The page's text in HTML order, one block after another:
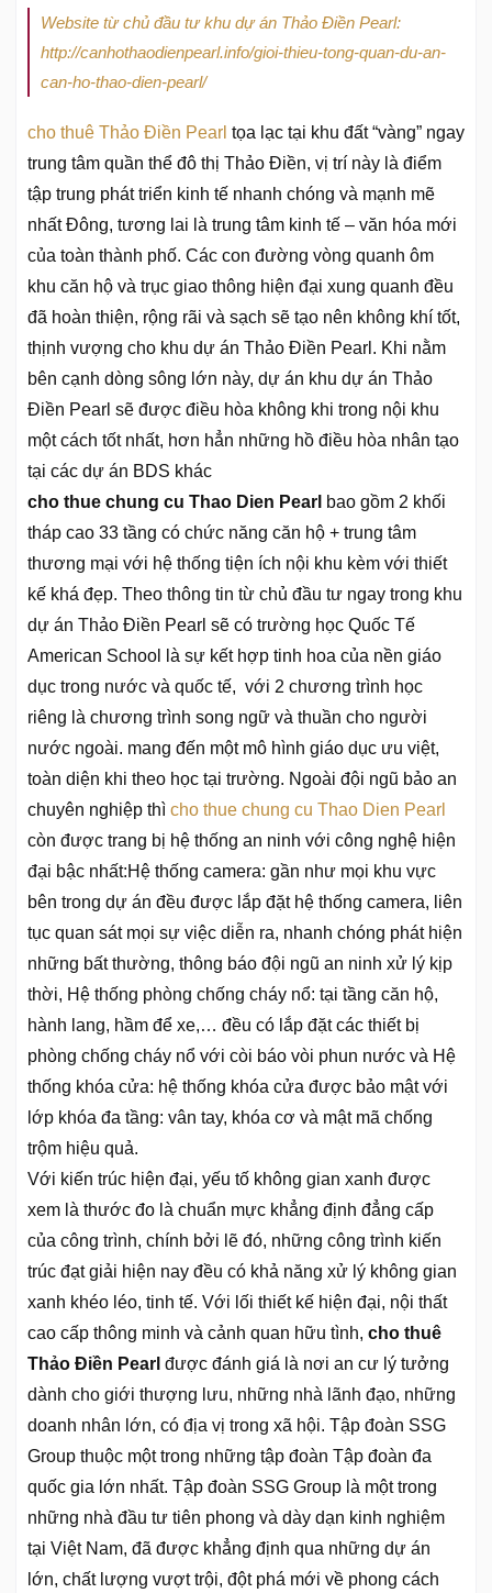
Website từ chủ đầu tư khu dự án Thảo Điền Pearl:
http://canhothaodienpearl.info/gioi-thieu-tong-quan-du-an-
can-ho-thao-dien-pearl/
cho thuê Thảo Điền Pearl tọa lạc tại khu đất “vàng” ngay
trung tâm quần thể đô thị Thảo Điền, vị trí này là điểm
tập trung phát triển kinh tế nhanh chóng và mạnh mẽ
nhất Đông, tương lai là trung tâm kinh tế – văn hóa mới
của toàn thành phố. Các con đường vòng quanh ôm
khu căn hộ và trục giao thông hiện đại xung quanh đều
đã hoàn thiện, rộng rãi và sạch sẽ tạo nên không khí tốt,
thịnh vượng cho khu dự án Thảo Điền Pearl. Khi nằm
bên cạnh dòng sông lớn này, dự án khu dự án Thảo
Điền Pearl sẽ được điều hòa không khi trong nội khu
một cách tốt nhất, hơn hẳn những hồ điều hòa nhân tạo
tại các dự án BDS khác
cho thue chung cu Thao Dien Pearl bao gồm 2 khối
tháp cao 33 tầng có chức năng căn hộ + trung tâm
thương mại với hệ thống tiện ích nội khu kèm với thiết
kế khá đẹp. Theo thông tin từ chủ đầu tư ngay trong khu
dự án Thảo Điền Pearl sẽ có trường học Quốc Tế
American School là sự kết hợp tinh hoa của nền giáo
dục trong nước và quốc tế, với 2 chương trình học
riêng là chương trình song ngữ và thuần cho người
nước ngoài. mang đến một mô hình giáo dục ưu việt,
toàn diện khi theo học tại trường. Ngoài đội ngũ bảo an
chuyên nghiệp thì cho thue chung cu Thao Dien Pearl
còn được trang bị hệ thống an ninh với công nghệ hiện
đại bậc nhất:Hệ thống camera: gần như mọi khu vực
bên trong dự án đều được lắp đặt hệ thống camera, liên
tục quan sát mọi sự việc diễn ra, nhanh chóng phát hiện
những bất thường, thông báo đội ngũ an ninh xử lý kịp
thời, Hệ thống phòng chống cháy nổ: tại tầng căn hộ,
hành lang, hầm để xe,… đều có lắp đặt các thiết bị
phòng chống cháy nổ với còi báo vòi phun nước và Hệ
thống khóa cửa: hệ thống khóa cửa được bảo mật với
lớp khóa đa tầng: vân tay, khóa cơ và mật mã chống
trộm hiệu quả.
Với kiến trúc hiện đại, yếu tố không gian xanh được
xem là thước đo là chuẩn mực khẳng định đẳng cấp
của công trình, chính bởi lẽ đó, những công trình kiến
trúc đạt giải hiện nay đều có khả năng xử lý không gian
xanh khéo léo, tinh tế. Với lối thiết kế hiện đại, nội thất
cao cấp thông minh và cảnh quan hữu tình, cho thuê
Thảo Điền Pearl được đánh giá là nơi an cư lý tưởng
dành cho giới thượng lưu, những nhà lãnh đạo, những
doanh nhân lớn, có địa vị trong xã hội. Tập đoàn SSG
Group thuộc một trong những tập đoàn Tập đoàn đa
quốc gia lớn nhất. Tập đoàn SSG Group là một trong
những nhà đầu tư tiên phong và dày dạn kinh nghiệm
tại Việt Nam, đã được khẳng định qua những dự án
lớn, chất lượng vượt trội, đột phá mới về phong cách